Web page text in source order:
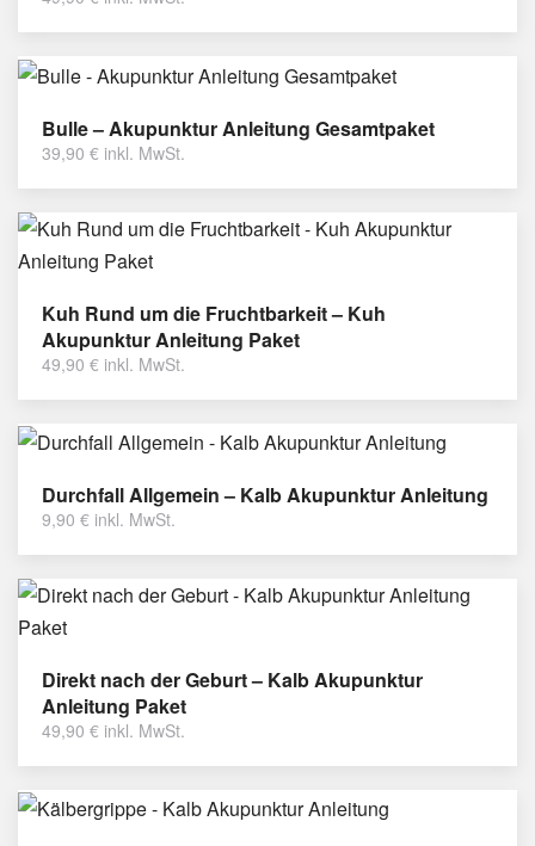
Bulle – Akupunktur Anleitung Gesamtpaket
39,90 € inkl. MwSt.
Kuh Rund um die Fruchtbarkeit – Kuh
Akupunktur Anleitung Paket
49,90 € inkl. MwSt.
Durchfall Allgemein – Kalb Akupunktur Anleitung
9,90 € inkl. MwSt.
Direkt nach der Geburt – Kalb Akupunktur
Anleitung Paket
49,90 € inkl. MwSt.